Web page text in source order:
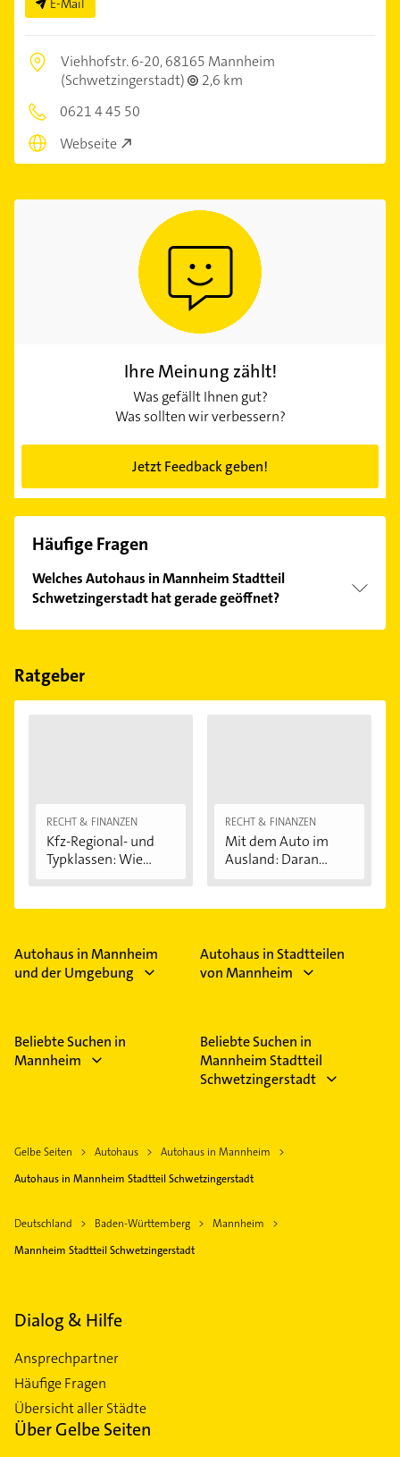
Viehhofstr. 6-20,68165 Mannheim
(Schwetzingerstadt)
2,6 km
0621 4 45 50
Webseite
Ihre Meinung zählt!
Was gefällt Ihnen gut?
Was sollten wir verbessern?
Jetzt Feedback geben!
Häufige Fragen
Welches Autohaus in Mannheim Stadtteil
Schwetzingerstadt hat gerade geöffnet?
Im Anbieter-Bereich finden Sie alleÖffnungszeiten.
Feiertagen abweichen können.
Ratgeber
RECHT & FINANZEN
Kfz-Regional- und
Typklassen: Wie...
RECHT & FINANZEN
Mit dem Auto im
Ausland: Daran...
Autohaus in Mannheim
und der Umgebung
Autohaus in Stadtteilen
von Mannheim
Beliebte Suchen in
Mannheim
Beliebte Suchen in
Mannheim Stadtteil
Schwetzingerstadt
Gelbe Seiten Autohaus
Autohaus in Mannheim
Autohaus in Mannheim Stadtteil Schwetzingerstadt
Deutschland Baden-Württemberg
Mannheim
Mannheim Stadtteil Schwetzingerstadt
Dialog & Hilfe
Ansprechpartner
Häufige Fragen
Übersicht aller Städte
Über Gelbe Seiten